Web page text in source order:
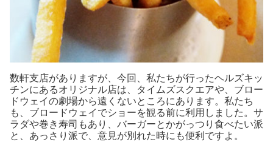
数軒支店がありますが、今回、私たちが行ったヘルズキッ
チンにあるオリジナル店は、タイムズスクエアや、ブロー
ドウェイの劇場から遠くないところにあります。私たち
も、ブロードウェイでショーを観る前に利用しました。サ
ラダや巻き寿司もあり、バーガーとかがっつり食べたい派
と、あっさり派で、意見が別れた時にも便利ですよ。